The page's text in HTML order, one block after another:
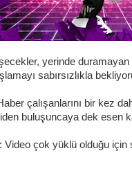
yerinde
sabırsızlıkla
çalışanlarını bir kez
buluşuncaya dek esen
Video çok yüklü olduğu